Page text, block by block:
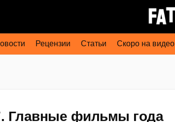
Рецензии Статьи Скоро на видео
Главные фильмы года